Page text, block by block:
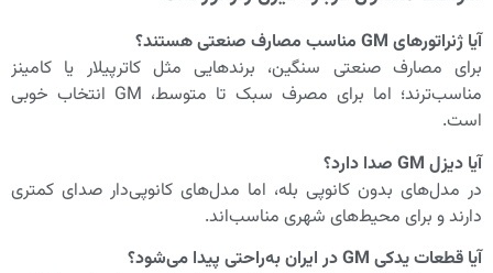
آیا ژنراتورهای GM مناسب مصارف صنعتی هستند؟
برای مصارف صنعتی سنگین، برندهایی مثل کاترپیلار یا کامینز
مناسب‌ترند؛ اما برای مصرف سبک تا متوسط، GM انتخاب خوبی
است.
آیا دیزل GM صدا دارد؟
در مدل‌های بدون کانوپی بله، اما مدل‌های کانوپی‌دار صدای کمتری
دارند و برای محیط‌های شهری مناسب‌اند.
آیا قطعات یدکی GM در ایران به‌راحتی پیدا می‌شود؟